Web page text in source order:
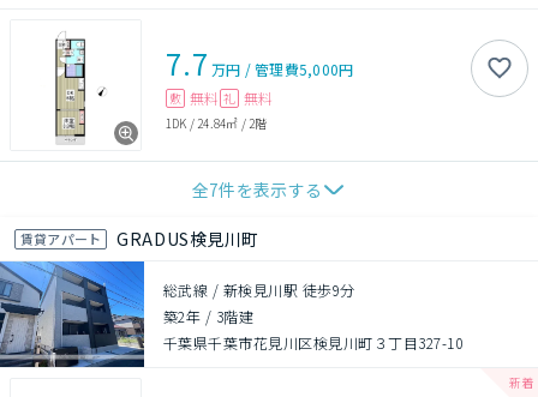
7.7 万円 /管理費5,000円
敷 無料 礼 無料
1DK / 24.84㎡ / 2階
全7件を表示する
賃貸アパート GRADUS検見川町
総武線 / 新検見川駅 徒歩9分
築2年 / 3階建
千葉県千葉市花見川区検見川町３丁目327-10